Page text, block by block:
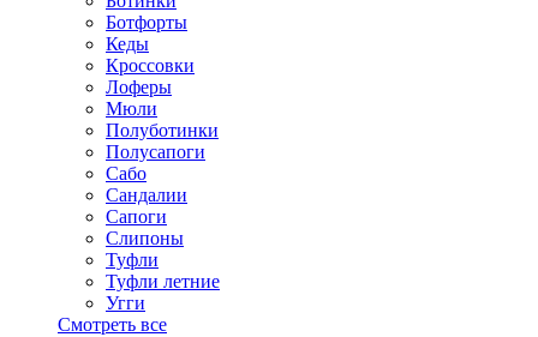
Ботфорты
Кеды
Кроссовки
Лоферы
Мюли
Полуботинки
Полусапоги
Сабо
Сандалии
Сапоги
Слипоны
Туфли
Туфли летние
Угги
Смотреть все